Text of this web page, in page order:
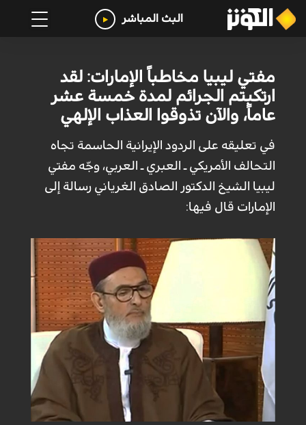
البث المباشر
مفتي ليبيا مخاطباً الإمارات: لقد
ارتكبتم الجرائم لمدة خمسة عشر
عاماً، والآن تذوقوا العذاب الإلهي
في تعليقه على الردود الإيرانية الحاسمة تجاه
التحالف الأمريكي ـ العبري ـ العربي، وجّه مفتي
ليبيا الشيخ الدكتور الصادق الغرياني رسالة إلى
الإمارات قال فيها: